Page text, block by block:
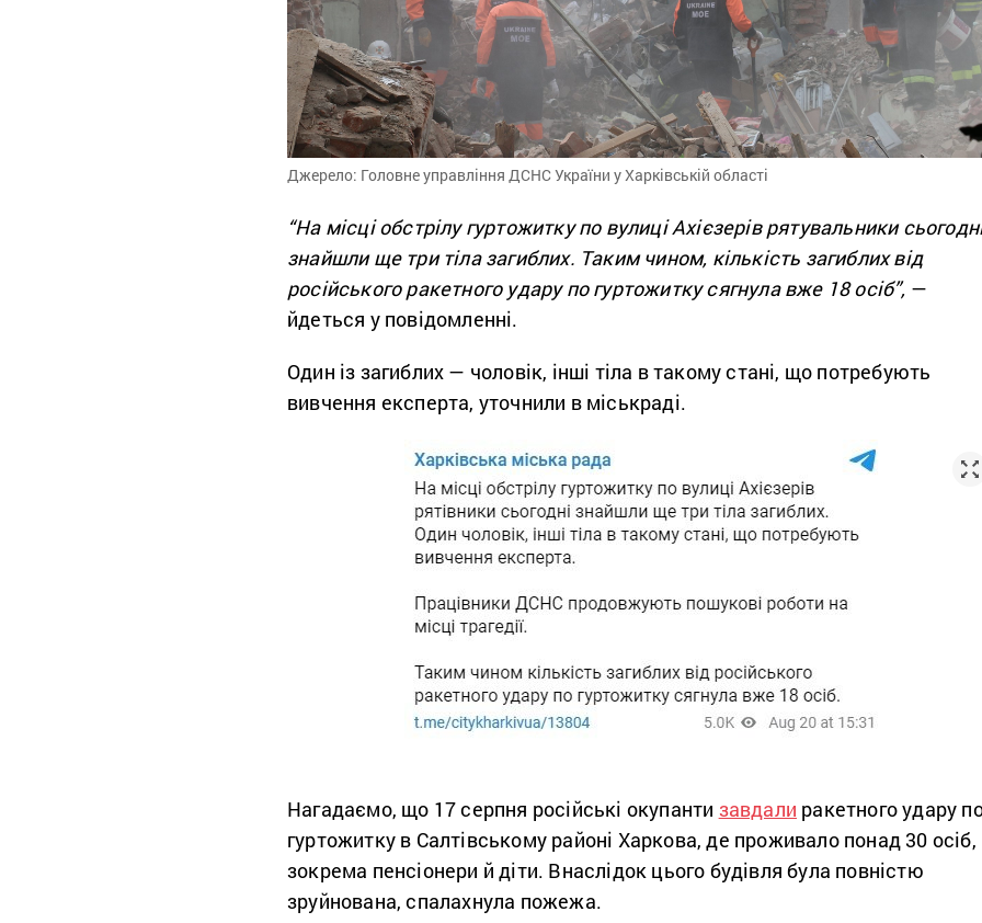
Джерело: Головне управління ДСНС України у Харківській області
“На місці обстрілу гуртожитку по вулиці Ахієзерів рятувальники
знайшли ще три тіла загиблих. Таким чином, кількість загиблих від
російського ракетного удару по гуртожитку сягнула вже 18 осіб”, —
йдеться у повідомленні.
Один із загиблих — чоловік, інші тіла в такому стані, що потребують
вивчення експерта, уточнили в міськраді.
Нагадаємо, що 17 серпня російські окупанти завдали ракетного удару
гуртожитку в Салтівському районі Харкова, де проживало понад 30 осіб,
зокрема пенсіонери й діти. Внаслідок цього будівля була повністю
зруйнована, спалахнула пожежа.